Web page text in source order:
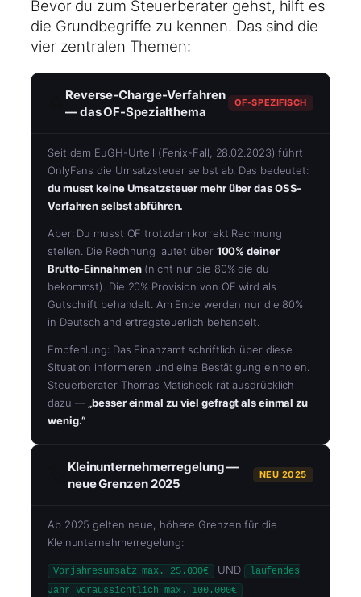
Bevor du zum Steuerberater gehst, hilft es
die Grundbegriffe zu kennen. Das sind die
vier zentralen Themen:
Reverse-Charge-Verfahren
— das OF-Spezialthema
OF-SPEZIFISCH
Seit dem EuGH-Urteil (Fenix-Fall, 28.02.2023) führt
OnlyFans die Umsatzsteuer selbst ab. Das bedeutet:
du musst keine Umsatzsteuer mehr über das OSS-
Verfahren selbst abführen.
Aber: Du musst OF trotzdem korrekt Rechnung
stellen. Die Rechnung lautet über 100% deiner
Brutto-Einnahmen(nicht nur die 80% die du
bekommst). Die 20% Provision von OF wird als
Gutschrift behandelt. Am Ende werden nur die 80%
in Deutschland ertragsteuerlich behandelt.
Empfehlung: Das Finanzamt schriftlich über diese
Situation informieren und eine Bestätigung einholen.
Steuerberater Thomas Matisheck rät ausdrücklich
dazu — „besser einmal zu viel gefragt als einmal zu
wenig.“
Kleinunternehmerregelung —
neue Grenzen 2025
NEU 2025
Ab 2025 gelten neue, höhere Grenzen für die
Kleinunternehmerregelung:
Vorjahresumsatz max. 25.000€ UND
laufendes
Jahr voraussichtlich max. 100.000€